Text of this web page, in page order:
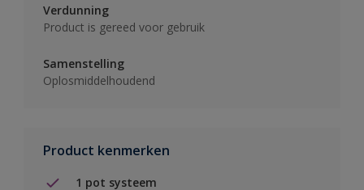
Verdunning
Product is gereed voor gebruik
Samenstelling
Oplosmiddelhoudend
Product kenmerken
1 pot systeem